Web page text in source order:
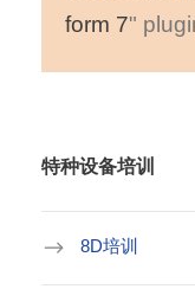
form 7"
特种设备培训
8D培训